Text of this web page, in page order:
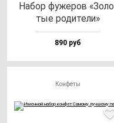
Набор фу­же­ров
тые ро­ди­те­ли»
890 руб
Конфеты